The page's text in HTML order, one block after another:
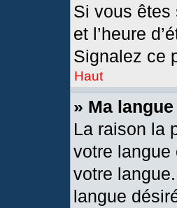
Si vous êtes
et l’heure
Signalez ce
Haut
» Ma
La raison la
votre langue
votre
langue